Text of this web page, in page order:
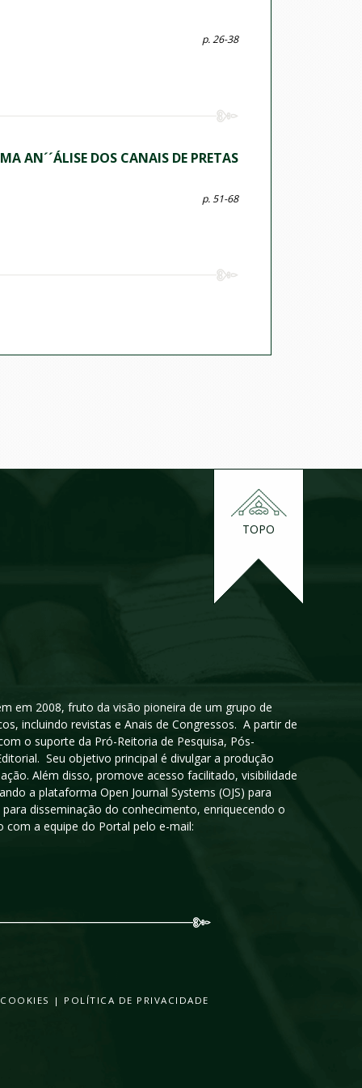
p. 26-38
AN´´ÁLISE DOS CANAIS DE PRETAS
p. 51-68
TOPO
em 2008, fruto da visão pioneira de um grupo de
incluindo revistas e Anais de Congressos. A partir de
o suporte da Pró-Reitoria de Pesquisa, Pós-
Seu objetivo principal é divulgar a produção
Além disso, promove acesso facilitado, visibilidade
a plataforma Open Journal Systems (OJS) para
disseminação do conhecimento, enriquecendo o
a equipe do Portal pelo e-mail:
| POLÍTICA DE PRIVACIDADE